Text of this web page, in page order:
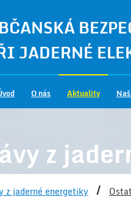
JADERNÉ
O nás Aktuality
z
z jaderné energetiky /